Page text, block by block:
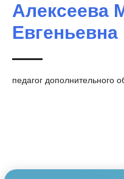
Алексеева
Евгеньевна
педагог дополнительного